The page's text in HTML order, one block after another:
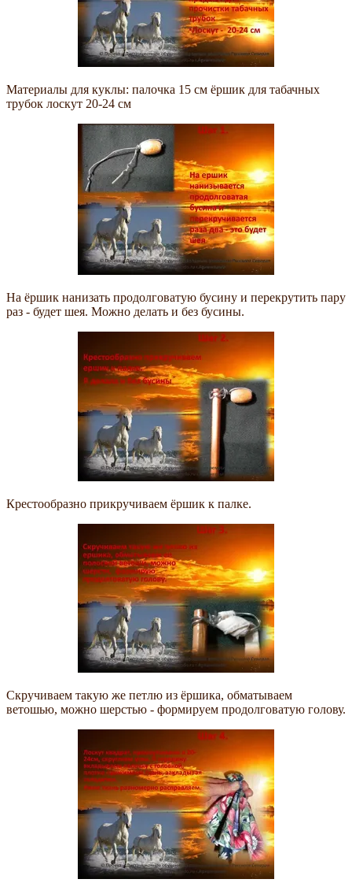
Материалы для куклы: палочка 15 см ёршик для табачных
трубок лоскут 20-24 см
На ёршик нанизать продолговатую бусину и перекрутить пару
раз - будет шея. Можно делать и без бусины.
Крестообразно прикручиваем ёршик к палке.
Скручиваем такую же петлю из ёршика, обматываем
ветошью, можно шерстью - формируем продолговатую голову.